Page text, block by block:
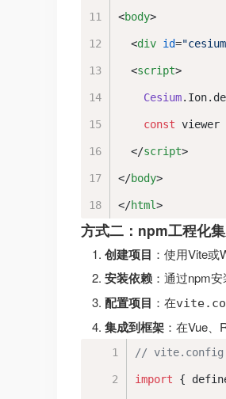
<body>
<div id=
<script>
Cesium. Ion.
const viewer
</script>
</body>
</html>
方式二：npm工程化集
创建项目 ：使用Vite或
安装依赖 ：通过npm安
配置项目 ：在
集成到框架 ：在Vue
//
import {